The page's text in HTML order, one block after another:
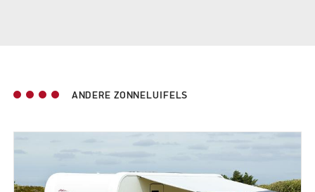
ANDERE ZONNELUIFELS